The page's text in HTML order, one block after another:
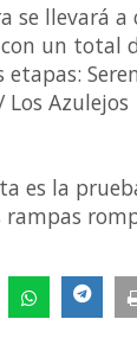
se llevará
un total
Los Azulejos
es la
rampas